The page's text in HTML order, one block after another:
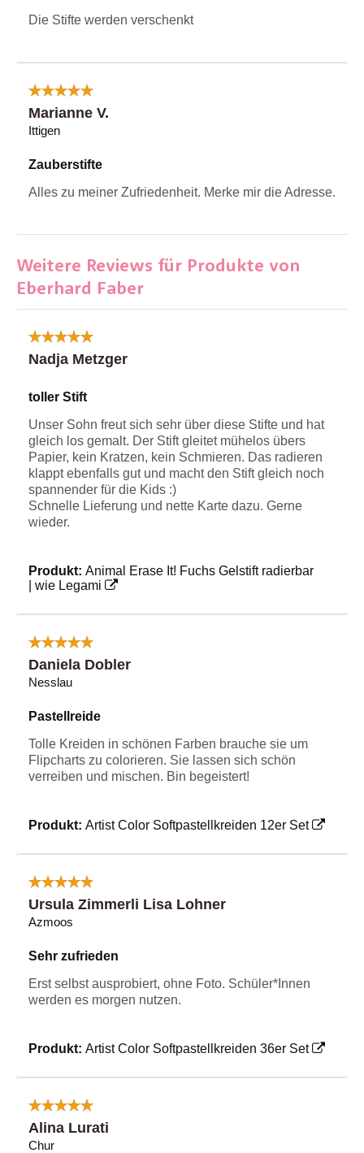
Die Stifte werden verschenkt
Marianne V.
Ittigen
Zauberstifte
Alles zu meiner Zufriedenheit. Merke mir die Adresse.
Weitere Reviews für Produkte von
Eberhard Faber
Nadja Metzger
toller Stift
Unser Sohn freut sich sehr über diese Stifte und hat
gleich los gemalt. Der Stift gleitet mühelos übers
Papier, kein Kratzen, kein Schmieren. Das radieren
klappt ebenfalls gut und macht den Stift gleich noch
spannender für die Kids :)
Schnelle Lieferung und nette Karte dazu. Gerne
wieder.
Produkt: Animal Erase It! Fuchs Gelstift radierbar
| wie Legami
Daniela Dobler
Nesslau
Pastellreide
Tolle Kreiden in schönen Farben brauche sie um
Flipcharts zu colorieren. Sie lassen sich schön
verreiben und mischen. Bin begeistert!
Produkt: Artist Color Softpastellkreiden 12er Set
Ursula Zimmerli Lisa Lohner
Azmoos
Sehr zufrieden
Erst selbst ausprobiert, ohne Foto. Schüler*Innen
werden es morgen nutzen.
Produkt: Artist Color Softpastellkreiden 36er Set
Alina Lurati
Chur